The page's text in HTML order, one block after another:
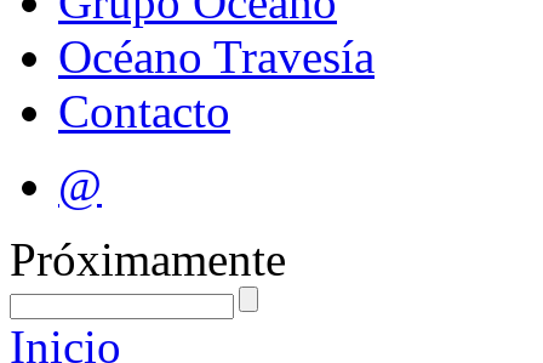
Océano Travesía
Contacto
@
Próximamente
Inicio